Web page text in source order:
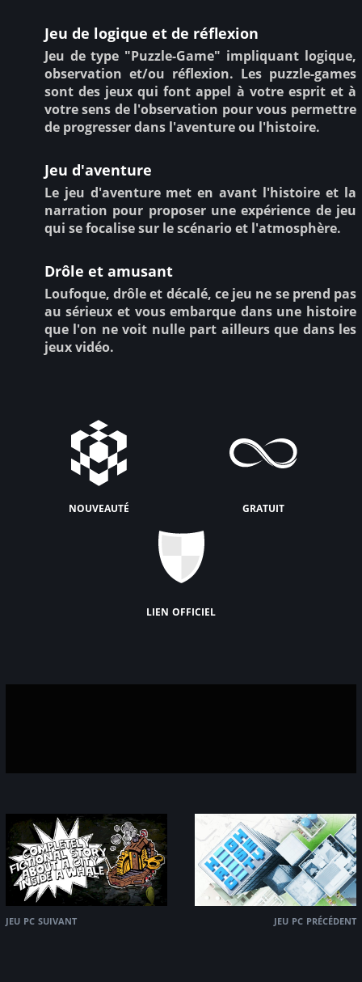
Jeu de logique et de réflexion
Jeu de type "Puzzle-Game" impliquant logique,
observation et/ou réflexion. Les puzzle-games
sont des jeux qui font appel à votre esprit et à
votre sens de l'observation pour vous permettre
de progresser dans l'aventure ou l'histoire.
Jeu d'aventure
Le jeu d'aventure met en avant l'histoire et la
narration pour proposer une expérience de jeu
qui se focalise sur le scénario et l'atmosphère.
Drôle et amusant
Loufoque, drôle et décalé, ce jeu ne se prend pas
au sérieux et vous embarque dans une histoire
que l'on ne voit nulle part ailleurs que dans les
jeux vidéo.
nouveauté gratuit
lien officiel
jeu pc suivant jeu pc précédent